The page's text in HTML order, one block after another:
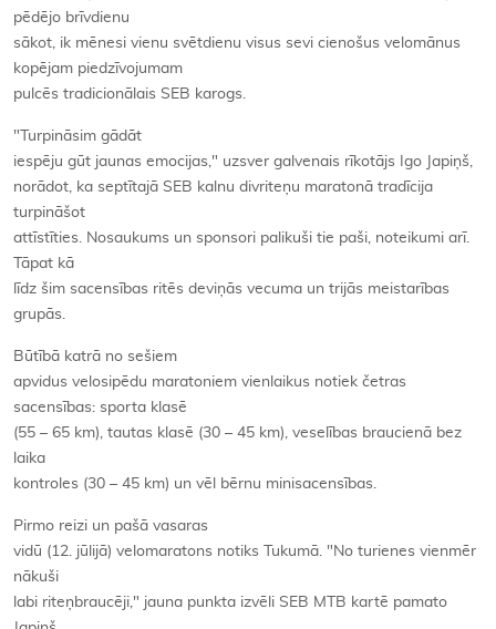
pēdējo brīvdienu
sākot, ik mēnesi vienu svētdienu visus sevi cienošus velomānus
kopējam piedzīvojumam
pulcēs tradicionālais SEB karogs.
"Turpināsim gādāt
iespēju gūt jaunas emocijas," uzsver galvenais rīkotājs Igo Japiņš,
norādot, ka septītajā SEB kalnu divriteņu maratonā tradīcija
turpināšot
attīstīties. Nosaukums un sponsori palikuši tie paši, noteikumi arī.
Tāpat kā
līdz šim sacensības ritēs deviņās vecuma un trijās meistarības
grupās.
Būtībā katrā no sešiem
apvidus velosipēdu maratoniem vienlaikus notiek četras
sacensības: sporta klasē
(55 – 65 km), tautas klasē (30 – 45 km), veselības braucienā bez
laika
kontroles (30 – 45 km) un vēl bērnu minisacensības.
Pirmo reizi un pašā vasaras
vidū (12. jūlijā) velomaratons notiks Tukumā. "No turienes vienmēr
nākuši
labi riteņbraucēji," jauna punkta izvēli SEB MTB kartē pamato